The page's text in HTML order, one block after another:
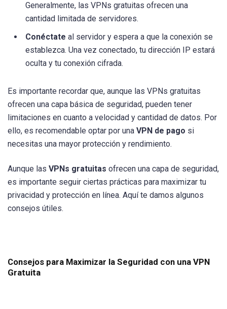
Generalmente, las VPNs gratuitas ofrecen una
cantidad limitada de servidores.
Conéctate al servidor y espera a que la conexión se
establezca. Una vez conectado, tu dirección IP estará
oculta y tu conexión cifrada.
Es importante recordar que, aunque las VPNs gratuitas
ofrecen una capa básica de seguridad, pueden tener
limitaciones en cuanto a velocidad y cantidad de datos. Por
ello, es recomendable optar por una VPN de pago si
necesitas una mayor protección y rendimiento.
Aunque las VPNs gratuitas ofrecen una capa de seguridad,
es importante seguir ciertas prácticas para maximizar tu
privacidad y protección en línea. Aquí te damos algunos
consejos útiles.
Consejos para Maximizar la Seguridad con una VPN
Gratuita